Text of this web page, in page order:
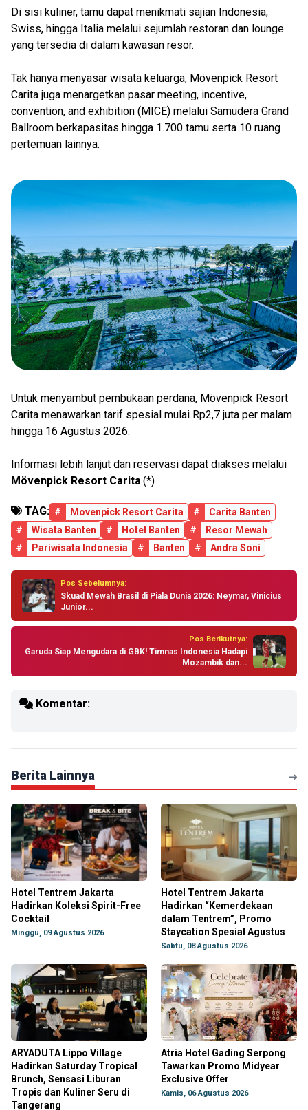
Di sisi kuliner, tamu dapat menikmati sajian Indonesia,
Swiss, hingga Italia melalui sejumlah restoran dan lounge
yang tersedia di dalam kawasan resor.
Tak hanya menyasar wisata keluarga, Mövenpick Resort
Carita juga menargetkan pasar meeting, incentive,
convention, and exhibition (MICE) melalui Samudera Grand
Ballroom berkapasitas hingga 1.700 tamu serta 10 ruang
pertemuan lainnya.
Untuk menyambut pembukaan perdana, Mövenpick Resort
Carita menawarkan tarif spesial mulai Rp2,7 juta per malam
hingga 16 Agustus 2026.
Informasi lebih lanjut dan reservasi dapat diakses melalui
Mövenpick Resort Carita.(*)
TAG: # Movenpick Resort Carita #
Carita Banten
#
Wisata Banten # Hotel Banten #
Resor Mewah
#
Pariwisata Indonesia # Banten # Andra Soni
Pos Sebelumnya:
Skuad Mewah Brasil di Piala Dunia 2026: Neymar, Vinicius
Junior...
Pos Berikutnya:
Garuda Siap Mengudara di GBK! Timnas Indonesia Hadapi
Mozambik dan...
Komentar:
Berita Lainnya
Hotel Tentrem Jakarta
Hadirkan Koleksi Spirit-Free
Cocktail
Minggu, 09 Agustus 2026
Hotel Tentrem Jakarta
Hadirkan “Kemerdekaan
dalam Tentrem”, Promo
Staycation Spesial Agustus
Sabtu, 08 Agustus 2026
ARYADUTA Lippo Village
Hadirkan Saturday Tropical
Brunch, Sensasi Liburan
Tropis dan Kuliner Seru di
Tangerang
Atria Hotel Gading Serpong
Tawarkan Promo Midyear
Exclusive Offer
Kamis, 06 Agustus 2026